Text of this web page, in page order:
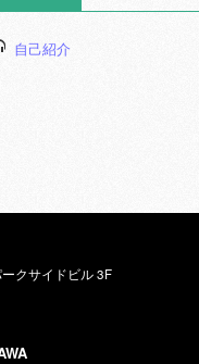
自己紹介
クサイドビル 3F